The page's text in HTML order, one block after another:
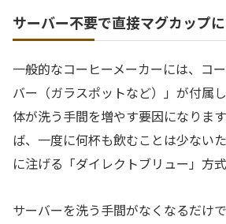
サーバー不要で直接マグカップ
一般的なコーヒーメーカーには、コ
バー（ガラスポットなど）」が付属
体が洗う手間を増やす要因になりま
ば、一度に何杯も飲むことは少ない
に注げる「ダイレクトブリュー」方
サーバーを洗う手間がなくなるだけ